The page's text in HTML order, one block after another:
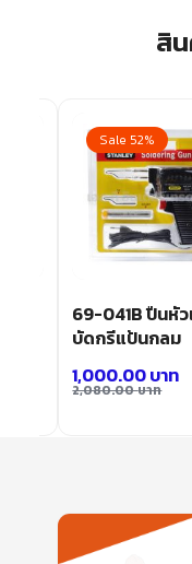
สิ
Sale 52%
69-041B ปืนหั
บัดกรีแป้นกลม
2,080.00บาท
1,000.00บาท